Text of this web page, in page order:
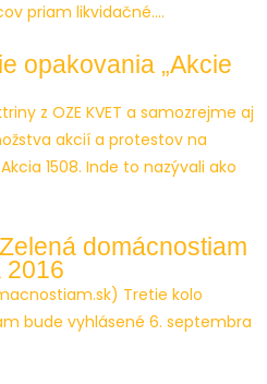
priam likvidačné....
opakovania „Akcie
z OZE KVET a samozrejme aj
akcií a protestov na
1508. Inde to nazývali ako
domácnostiam
2016
Tretie kolo
bude vyhlásené 6. septembra